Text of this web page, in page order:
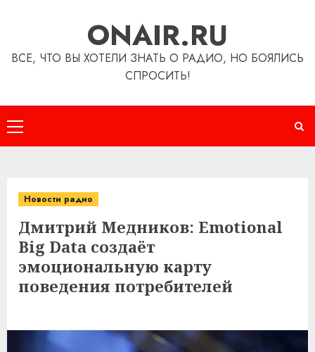
ONAIR.RU
ВСЕ, ЧТО ВЫ ХОТЕЛИ ЗНАТЬ О РАДИО, НО БОЯЛИСЬ
СПРОСИТЬ!
Основное
меню
Новости радио
Дмитрий Медников: Emotional
Big Data создаёт
эмоциональную карту
поведения потребителей